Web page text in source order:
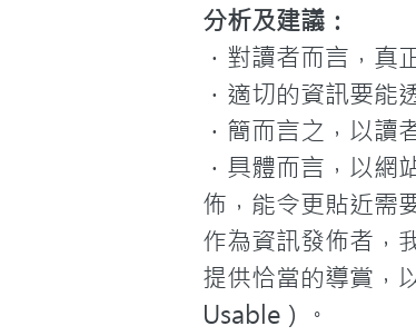
分析及建議：
．對讀者而言，真
．適切的資訊要能
．簡而言之，以讀
．具體而言，以
佈，能令更貼近需
作為資訊發佈者，
提供恰當的導賞，
Usable）。